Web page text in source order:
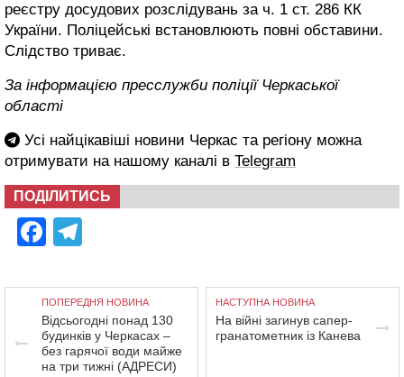
реєстру досудових розслідувань за ч. 1 ст. 286 КК
України. Поліцейські встановлюють повні обставини.
Слідство триває.
За інформацією пресслужби поліції Черкаської
області
Усі найцікавіші новини Черкас та регіону можна
отримувати на нашому каналі в Telegram
ПОДІЛИТИСЬ
Facebook
ПОПЕРЕДНЯ НОВИНА
Відсьогодні понад 130
будинків у Черкасах –
без гарячої води майже
на три тижні (АДРЕСИ)
НАСТУПНА НОВИНА
На війні загинув сапер-
гранатометник із Канева